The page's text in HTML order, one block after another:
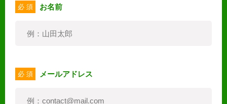
必 須 お名前
必 須 メールアドレス